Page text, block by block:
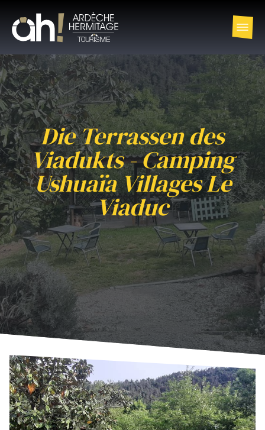
Die Terrassen des
Viadukts - Camping
Ushuaïa Villages Le
Viaduc